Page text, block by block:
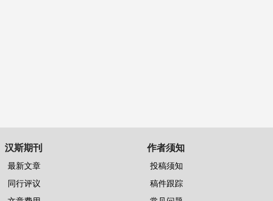
汉斯期刊
最新文章
同行评议
作者须知
投稿须知
稿件跟踪